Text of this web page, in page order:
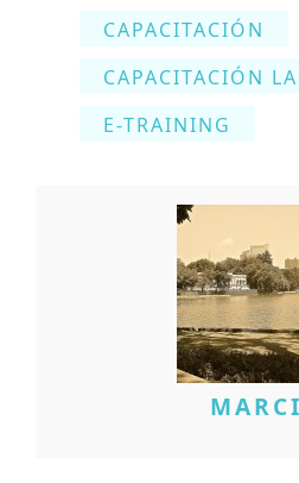
CAPACITACIÓN
CAPACITACIÓN
E-TRAINING